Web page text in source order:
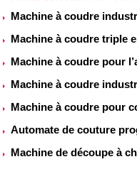
Machine à coudre
Machine à coudre triple
Machine à coudre pour
Machine à coudre
Machine à coudre pour
Automate de couture
Machine de découpe à